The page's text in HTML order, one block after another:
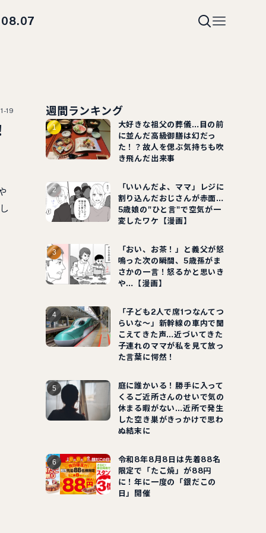
08.07
19 週間ランキング
大好きな祖父の葬儀…目の前
に並んだ高級御膳は幻だっ
た！？故人を偲ぶ気持ちも吹
き飛んだ出来事
「いいんだよ、ママ」レジに
割り込んだおじさんが赤面…
5歳娘の"ひと言"で空気が一
変したワケ【漫画】
「おい、お茶！」と義父が怒
鳴った次の瞬間、5歳孫がま
さかの一言！怒るかと思いき
や…【漫画】
「子ども2人で席1つなんてつ
らいな～」新幹線の車内で聞
こえてきた声…近づいてきた
子連れのママが私を見て放っ
た言葉に愕然！
庭に誰かいる！勝手に入って
くるご近所さんのせいで気の
休まる暇がない…近所で発生
した空き巣がきっかけで思わ
ぬ結末に
令和8年8月8日は先着88名
限定で「たこ焼」が88円
に！年に一度の「銀だこの
日」開催